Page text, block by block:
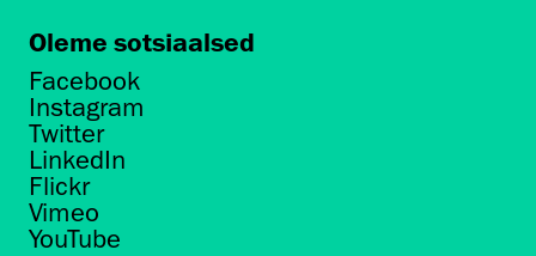
Oleme sotsiaalsed
Facebook
Instagram
Twitter
LinkedIn
Flickr
Vimeo
YouTube